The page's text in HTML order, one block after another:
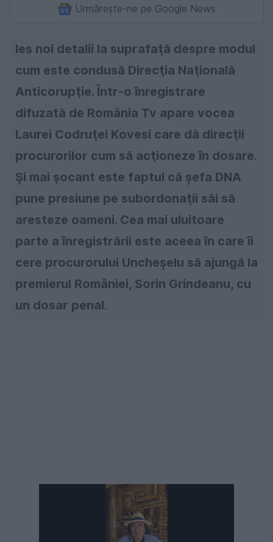
Urmărește-ne pe Google News
Ies noi detalii la suprafaţă despre modul
cum este condusă Direcţia Naţională
Anticorupţie. Într-o înregistrare
difuzată de România Tv apare vocea
Laurei Codruţei Kovesi care dă direcţii
procurorilor cum să acţioneze în dosare.
Şi mai şocant este faptul că şefa DNA
pune presiune pe subordonaţii săi să
aresteze oameni. Cea mai uluitoare
parte a înregistrării este aceea în care îi
cere procurorului Uncheşelu să ajungă la
premierul României, Sorin Grindeanu, cu
un dosar penal.